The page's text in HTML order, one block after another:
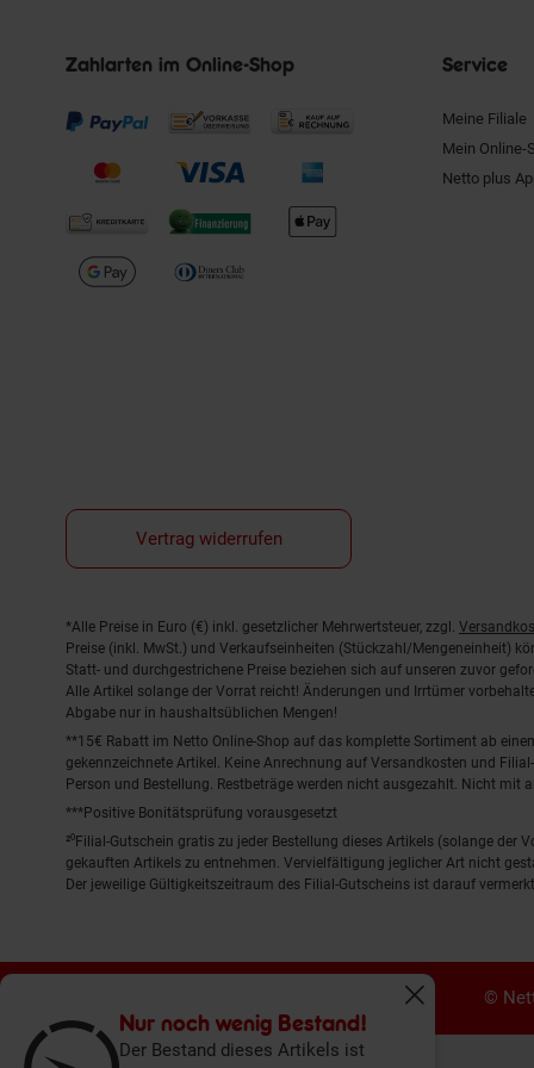
Nur noch wenig Bestand!
Der Bestand dieses Artikels ist
Fenster
Zahlarten im Online-Shop Service
Meine Filiale
Mein Online-
Netto plus
Vertrag widerrufen
Fußnoten
*Alle Preise in Euro (€) inkl. gesetzlicher Mehrwertsteuer, zzgl.
Preise (inkl. MwSt.) und Verkaufseinheiten (Stückzahl/Mengeneinheit)
Statt- und durchgestrichene Preise beziehen sich auf unseren zuvor
Alle Artikel solange der Vorrat reicht! Änderungen und Irrtümer
Abgabe nur in haushaltsüblichen Mengen!
**15€ Rabatt im Netto Online-Shop auf das komplette Sortiment ab
gekennzeichnete Artikel. Keine Anrechnung auf Versandkosten und
Person und Bestellung. Restbeträge werden nicht ausgezahlt. Nicht mit
***Positive Bonitätsprüfung vorausgesetzt
²⁰Filial-Gutschein gratis zu jeder Bestellung dieses Artikels (solange
gekauften Artikels zu entnehmen. Vervielfältigung jeglicher Art nicht
Der jeweilige Gültigkeitszeitraum des Filial-Gutscheins ist darauf vermerkt.
©